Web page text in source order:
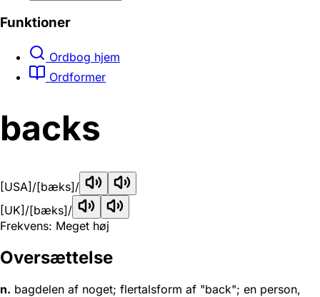
Funktioner
Ordbog hjem
Ordformer
backs
[USA] /[bæks]/
[UK] /[bæks]/
Frekvens: Meget høj
Oversættelse
n. bagdelen af noget; flertalsform af "back"; en person,